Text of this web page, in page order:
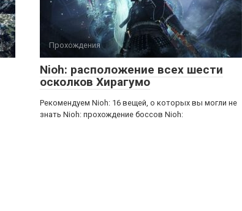
Прохождения
Nioh: расположение всех шести
осколков Хирагумо
Рекомендуем Nioh: 16 вещей, о которых вы могли не
знать Nioh: прохождение боссов Nioh: